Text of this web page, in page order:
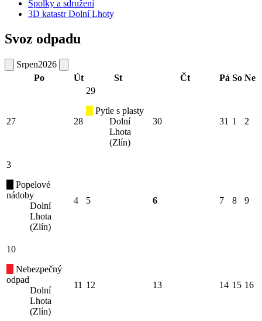
Spolky a sdružení
3D katastr Dolní Lhoty
Svoz odpadu
Srpen2026
Po
Út St Čt Pá So Ne
27 28
29
Pytle s plasty
Dolní
Lhota
(Zlín)
30 31 1 2
3
Popelové
nádoby
Dolní
Lhota
(Zlín)
4 5 6 7 8 9
10
Nebezpečný
odpad
Dolní
Lhota
(Zlín)
11 12 13 14 15 16